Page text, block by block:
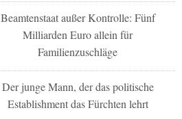
Beamtenstaat außer Kontrolle: Fünf
Milliarden Euro allein für
Familienzuschläge
Der junge Mann, der das politische
Establishment das Fürchten lehrt